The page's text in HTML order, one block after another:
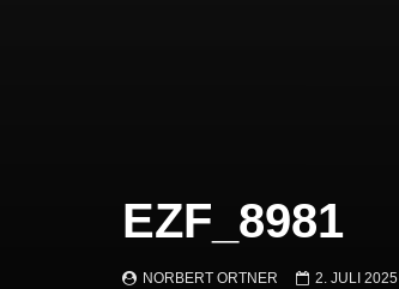
EZF_8981
NORBERT ORTNER 2. JULI 2025